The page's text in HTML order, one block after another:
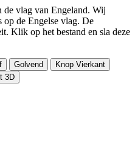
vlag van Engeland. Wij
op de Engelse vlag. De
Klik op het bestand en sla deze
Golvend
Knop Vierkant
3D